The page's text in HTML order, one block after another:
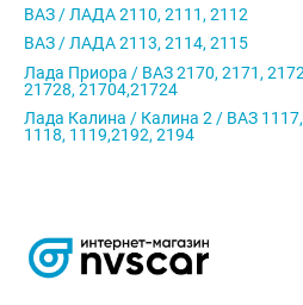
ВАЗ / ЛАДА 2110, 2111, 2112
ВАЗ / ЛАДА 2113, 2114, 2115
Лада Приора / ВАЗ 2170, 2171,
21728, 21704,21724
Лада Калина / Калина 2 / ВАЗ 1117,
1118, 1119,2192, 2194